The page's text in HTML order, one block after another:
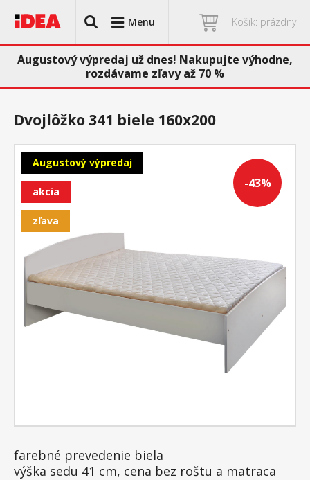
Menu Košík: prázdny
Augustový výpredaj už dnes! Nakupujte výhodne,
rozdávame zľavy až 70 %
-43%
Augustový výpredaj
akcia
zľava
Dvojlôžko 341 biele 160x200
farebné prevedenie biela
výška sedu 41 cm, cena bez roštu a matraca